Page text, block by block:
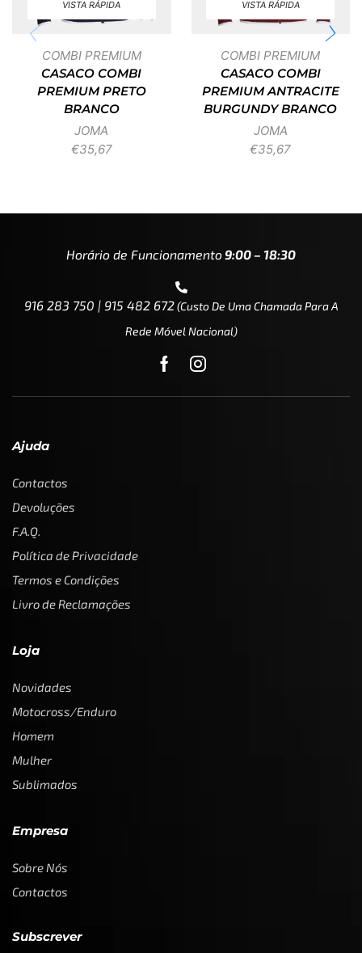
VISTA RÁPIDA
COMBI PREMIUM
CASACO COMBI
PREMIUM PRETO
BRANCO
JOMA
€35,67
VISTA RÁPIDA
COMBI PREMIUM
CASACO COMBI
PREMIUM ANTRACITE
BURGUNDY BRANCO
JOMA
€35,67
Horário de Funcionamento 9:00 – 18:30
916 283 750 | 915 482 672(custo De Uma Chamada Para A
Rede Móvel Nacional)
Ajuda
Contactos
Devoluções
F.A.Q.
Política de Privacidade
Termos e Condições
Livro de Reclamações
Loja
Novidades
Motocross/Enduro
Homem
Mulher
Sublimados
Empresa
Sobre Nós
Contactos
Subscrever